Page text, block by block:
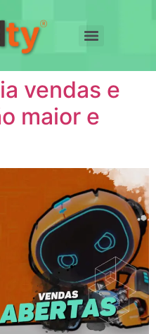
vendas e
maior e